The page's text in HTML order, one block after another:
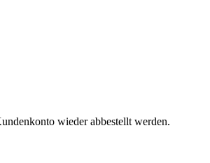
wieder abbestellt werden.